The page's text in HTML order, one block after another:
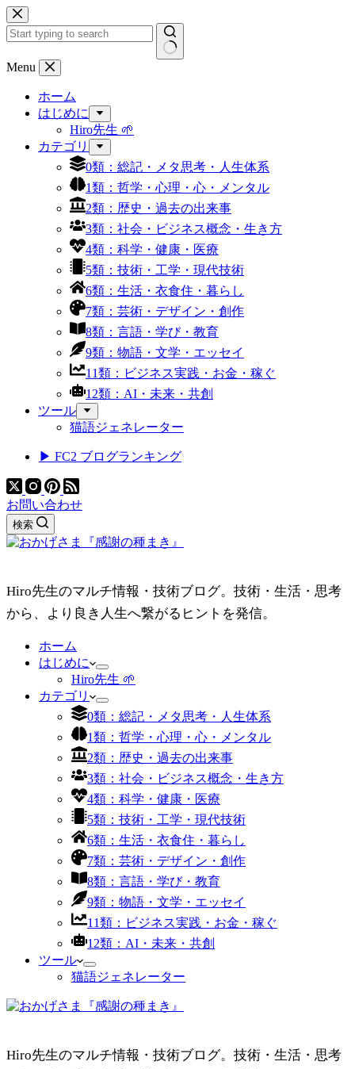
コ
ン
テ
ン
結
Menu
ホーム
はじめに
Hiro先生 🌱
カテゴリ
0類：総記・メタ思考・人生体系
1類：哲学・心理・心・メンタル
2類：歴史・過去の出来事
3類：社会・ビジネス概念・生き方
4類：科学・健康・医療
5類：技術・工学・現代技術
6類：生活・衣食住・暮らし
7類：芸術・デザイン・創作
8類：言語・学び・教育
9類：物語・文学・エッセイ
11類：ビジネス実践・お金・稼ぐ
12類：AI・未来・共創
ツール
猫語ジェネレーター
▶ FC2 ブログランキング
お問い合わせ
検索
Hiro先生のマルチ情報・技術ブログ。技術・生活・思考
から、より良き人生へ繋がるヒントを発信。
ホーム
はじめに
Hiro先生 🌱
カテゴリ
0類：総記・メタ思考・人生体系
1類：哲学・心理・心・メンタル
2類：歴史・過去の出来事
3類：社会・ビジネス概念・生き方
4類：科学・健康・医療
5類：技術・工学・現代技術
6類：生活・衣食住・暮らし
7類：芸術・デザイン・創作
8類：言語・学び・教育
9類：物語・文学・エッセイ
11類：ビジネス実践・お金・稼ぐ
12類：AI・未来・共創
ツール
猫語ジェネレーター
Hiro先生のマルチ情報・技術ブログ。技術・生活・思考